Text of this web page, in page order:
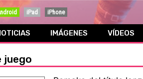
iPad iPhone
IMÁGENES VÍDEOS
juego